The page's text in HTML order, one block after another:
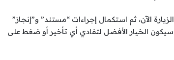
الآن، ثم استكمال إجراءات “مستند” و”إنجاز”
سيكون الخيار الأفضل لتفادي أي تأخير أو ضغط على